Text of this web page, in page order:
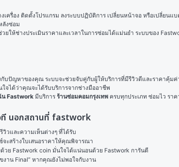
ครื่อง ติดตั้งโปรแกรม ลงระบบปฏิบัติการ เปลี่ยนหน้าจอ หรือเปลี่ยนแ
ลังซ่อม
ยให้ช่างประเมินราคาและเวลาในการซ่อมได้แม่นยำ ระบบของ
งกับปัญหาของคุณ ระบบจะช่วยจับคู่กับผู้ให้บริการที่มีรีวิวดีและราคา
จได้ว่าคุณจะได้รับบริการจากช่างมืออาชีพ
นFastwork มีบริการ ร้านซ่อมคอมกรุงเทพ ครบทุกประเภท ซ่อมไว รา
ที นอกสถานที่ fastwork
วและความเห็นต่างๆ ที่ได้รับ
ะสร้างใบเสนอราคาให้คุณพิจารณา
วย Fastwork coin มั่นใจได้แน่นอนด้วย Fastwork การันตี
งาน Final” หากคุณยังไม่พอใจกับงาน